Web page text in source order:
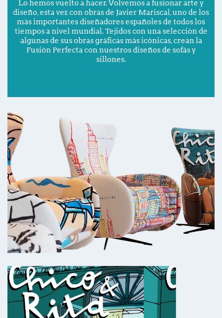
Lo hemos vuelto a hacer. Volvemos a fusionar arte y
diseño, esta vez con obras de Javier Mariscal, uno de los
más importantes diseñadores españoles de todos los
tiempos a nivel mundial. Tejidos con una selección de
algunas de sus obras gráficas más icónicas, crean la
Fusión Perfecta con nuestros diseños de sofás y
sillones.